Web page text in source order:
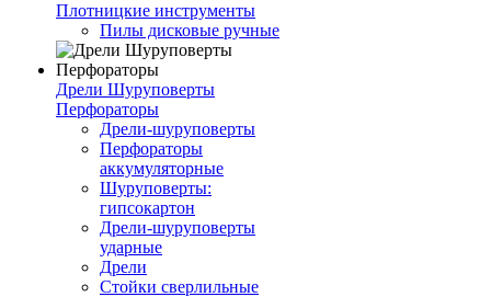
Плотницкие инструменты
Пилы дисковые ручные
Дрели Шуруповерты
Перфораторы
Дрели-шуруповерты
Перфораторы
аккумуляторные
Шуруповерты:
гипсокартон
Дрели-шуруповерты
ударные
Дрели
Стойки сверлильные